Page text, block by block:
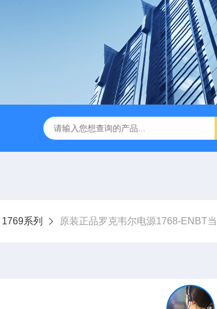
1769系列 原装正品罗克韦尔电源1768-ENBT